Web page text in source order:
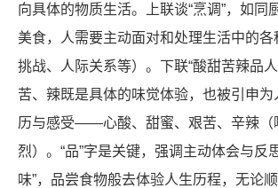
向具体的物质生活。上联谈“烹调”，如同
美食，人需要主动面对和处理生活中的各
挑战、人际关系等）。下联“酸甜苦辣品人
苦、辣既是具体的味觉体验，也被引申
历与感受——心酸、甜蜜、艰苦、辛辣（
烈）。“品”字是关键，强调主动体会与反
味”，品尝食物般去体验人生历程，无论